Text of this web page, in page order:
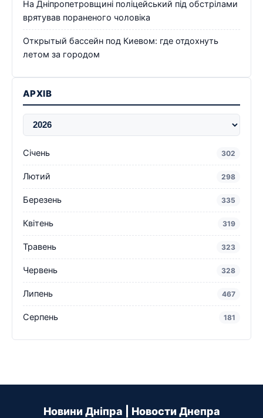
На Дніпропетровщині поліцейський під обстрілами
врятував пораненого чоловіка
Открытый бассейн под Киевом: где отдохнуть
летом за городом
АРХІВ
Січень 302
Лютий 298
Березень 335
Квітень 319
Травень 323
Червень 328
Липень 467
Серпень 181
Новини Дніпра | Новости Днепра